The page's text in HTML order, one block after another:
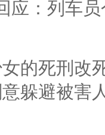
应：列车
的死刑改
躲避被害